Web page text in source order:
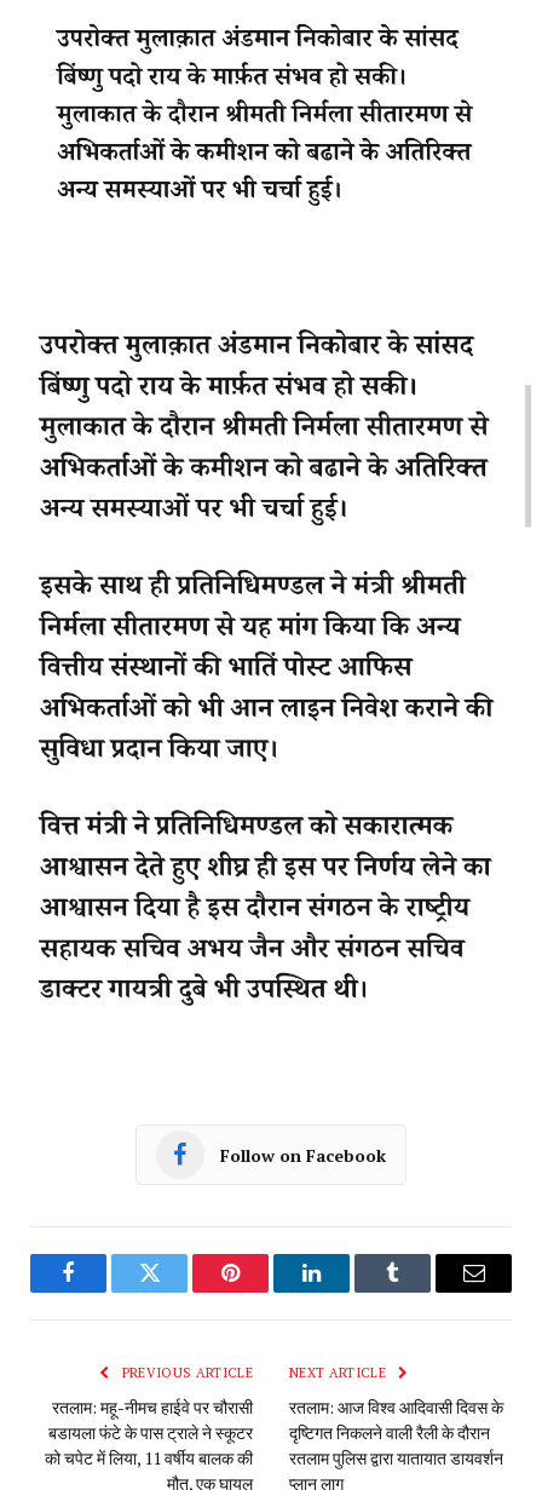
Follow on Facebook
FacebookTwitter Pinterest LinkedInTumblr Email
PREVIOUS ARTICLE
रतलाम: महू-नीमच हाईवे पर चौरासी
बडायला फंटे के पास ट्राले ने स्कूटर
को चपेट में लिया, 11 वर्षीय बालक की
मौत, एक घायल
NEXT ARTICLE
रतलाम: आज विश्व आदिवासी दिवस के
दृष्टिगत निकलने वाली रैली के दौरान
रतलाम पुलिस द्वारा यातायात डायवर्शन
प्लान लागू